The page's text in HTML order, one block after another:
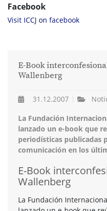
Facebook
Visit ICCJ on facebook
E-Book
Wallenberg
31.12.2007
La Fundación
lanzado un e-book que
periodísticas publicadas
comunicación en los
E-Book
Wallenberg
La Fundación